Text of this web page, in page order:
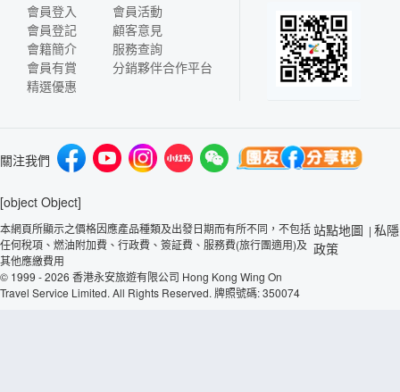
會員登入
會員登記
會籍簡介
會員有賞
精選優惠
會員活動
顧客意見
服務查詢
分銷夥伴合作平台
關注我們
[object Object]
本網頁所顯示之價格因應產品種類及出發日期而有所不同，不包括
任何稅項、燃油附加費、行政費、簽証費、服務費(旅行團適用)及
其他應繳費用
© 1999 - 2026 香港永安旅遊有限公司 Hong Kong Wing On
Travel Service Limited. All Rights Reserved. 牌照號碼: 350074
站點地圖 | 私隱
政策